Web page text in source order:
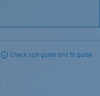
Check size guide and fit guide